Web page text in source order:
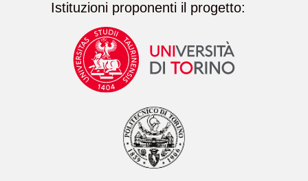
Istituzioni proponenti il progetto: